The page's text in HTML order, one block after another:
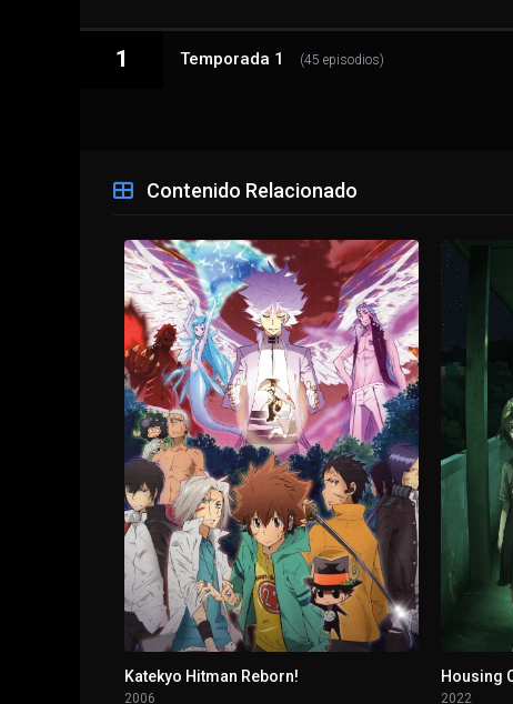
1 Temporada 1 (45 episodios)
1 - 1 First Appearance of the Exorcist!
1 - 2 There Is No Tomorrow For The Burglar!
1 - 3 Empire of the Cursed Dolls!!
1 - 4 The Extermination of the Space-Ghost
1 - 5 The Howling Of The Haunted House
The Girl is an Exorcist!
1 - 7 Challenge From Dr. Chaos!
1 - 8 Love Transcends Time!
1 - 9 Please, Kiss!!
Contenido Relacionado
Katekyo Hitman Reborn!
2006
Housing
2022